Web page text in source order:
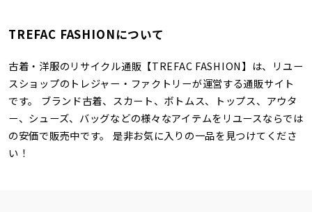
TREFAC FASHIONについて
古着・洋服のリサイクル通販【TREFAC FASHION】は、リユー
スショップのトレジャー・ファクトリーが運営する通販サイト
です。 ブランド古着、スカート、ボトムス、トップス、アウタ
ー、シューズ、バッグなどの様々なアイテムをリユースならでは
の安価で販売中です。 是非お気に入りの一品を見つけてくださ
い！